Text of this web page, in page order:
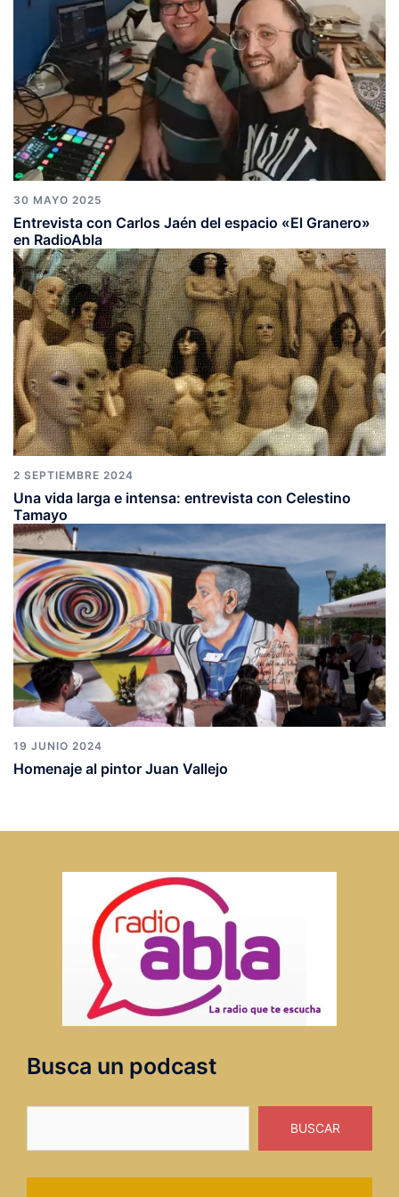
30 MAYO 2025
Entrevista con Carlos Jaén del espacio «El Granero»
en RadioAbla
2 SEPTIEMBRE 2024
Una vida larga e intensa: entrevista con Celestino
Tamayo
19 JUNIO 2024
Homenaje al pintor Juan Vallejo
Busca un podcast
BUSCAR